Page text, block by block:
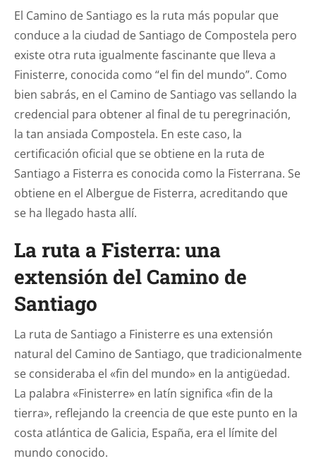
El Camino de Santiago es la ruta más popular que
conduce a la ciudad de Santiago de Compostela pero
existe otra ruta igualmente fascinante que lleva a
Finisterre, conocida como “el fin del mundo”. Como
bien sabrás, en el Camino de Santiago vas sellando la
credencial para obtener al final de tu peregrinación,
la tan ansiada Compostela. En este caso, la
certificación oficial que se obtiene en la ruta de
Santiago a Fisterra es conocida como la Fisterrana. Se
obtiene en el Albergue de Fisterra, acreditando que
se ha llegado hasta allí.
La ruta a Fisterra: una
extensión del Camino de
Santiago
La ruta de Santiago a Finisterre es una extensión
natural del Camino de Santiago, que tradicionalmente
se consideraba el «fin del mundo» en la antigüedad.
La palabra «Finisterre» en latín significa «fin de la
tierra», reflejando la creencia de que este punto en la
costa atlántica de Galicia, España, era el límite del
mundo conocido.